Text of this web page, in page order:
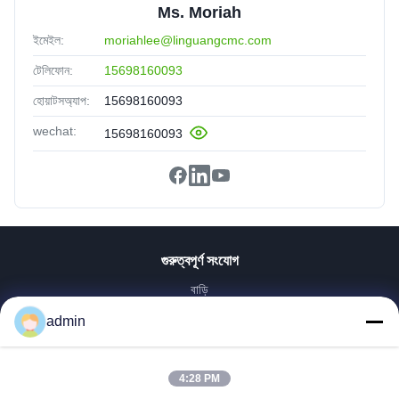
Ms. Moriah
ইমেইল: moriahlee@linguangcmc.com
টেলিফোন: 15698160093
হোয়াটসঅ্যাপ: 15698160093
wechat: 15698160093
গুরুত্বপূর্ণ সংযোগ
বাড়ি
কারখানা ভ্রমণ
admin
4:28 PM